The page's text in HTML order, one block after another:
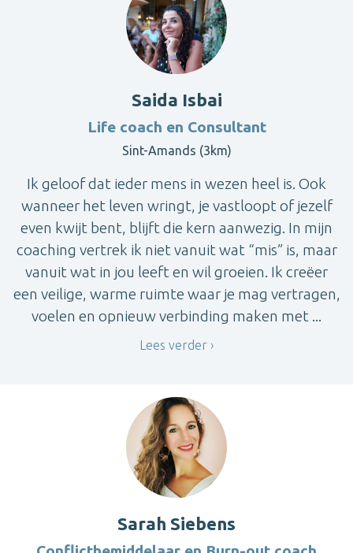
Saida Isbai
Life coach en Consultant
Sint-Amands (3km)
Ik geloof dat ieder mens in wezen heel is. Ook
wanneer het leven wringt, je vastloopt of jezelf
even kwijt bent, blijft die kern aanwezig. In mijn
coaching vertrek ik niet vanuit wat “mis” is, maar
vanuit wat in jou leeft en wil groeien. Ik creëer
een veilige, warme ruimte waar je mag vertragen,
voelen en opnieuw verbinding maken met ...
Lees verder
Sarah Siebens